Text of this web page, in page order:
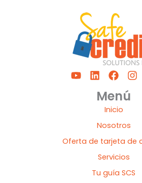
Y
o
L
i
n
k
d
n
F
a
c
e
b
o
k
I
n
a
Menú
Inicio
Nosotros
Oferta de tarjeta de
Servicios
Tu guía SCS